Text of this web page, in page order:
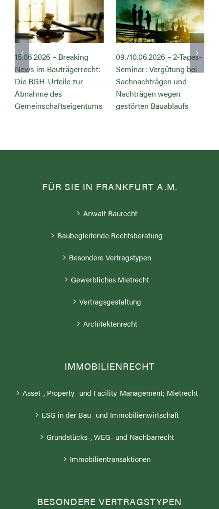
15.06.2026 – Breaking
News im Bauträgerrecht:
Die BGH-Urteile zur
Abnahme des
Gemeinschaftseigentums
09./10.06.2026 – 2-Tages-
Seminar: Vergütung bei
Sachnachträgen und
Nachträgen wegen
gestörten Bauablaufs
FÜR SIE IN FRANKFURT A.M.
Anwalt Baurecht
Baubegleitende Rechtsberatung
Besondere Vertragstypen
Gewerbliches Mietrecht
Vertragsgestaltung
Architektenrecht
IMMOBILIENRECHT
Asset-, Property- und Facility-Management; Mietrecht
ESG in der Bau- und Immobilienwirtschaft
Grundstücks-, WEG- und Nachbarrecht
Immobilientransaktionen
BESONDERE VERTRAGSTYPEN